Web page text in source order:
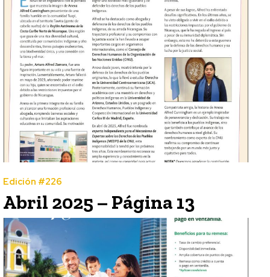
Edición #226
Abril 2025 – Página 13